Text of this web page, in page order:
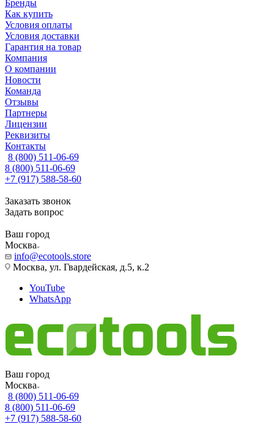
Бренды
Как купить
Условия оплаты
Условия доставки
Гарантия на товар
Компания
О компании
Новости
Команда
Отзывы
Партнеры
Лицензии
Реквизиты
Контакты
8 (800) 511-06-69
8 (800) 511-06-69
+7 (917) 588-58-60
Заказать звонок
Задать вопрос
Ваш город
Москва
info@ecotools.store
Москва, ул. Гвардейская, д.5, к.2
YouTube
WhatsApp
Ваш город
Москва
8 (800) 511-06-69
8 (800) 511-06-69
+7 (917) 588-58-60